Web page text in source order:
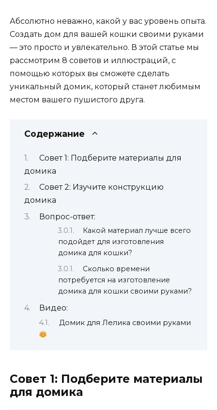
Абсолютно неважно, какой у вас уровень опыта.
Создать дом для вашей кошки своими руками
— это просто и увлекательно. В этой статье мы
рассмотрим 8 советов и иллюстраций, с
помощью которых вы сможете сделать
уникальный домик, который станет любимым
местом вашего пушистого друга.
Содержание
Совет 1: Подберите материалы для
домика
Совет 2: Изучите конструкцию
домика
Вопрос-ответ:
Какой материал лучше всего
подойдет для изготовления
домика для кошки?
Сколько времени
потребуется на изготовление
домика для кошки своими руками?
Видео:
Домик для Лелика своими руками
Совет 1: Подберите материалы
для домика